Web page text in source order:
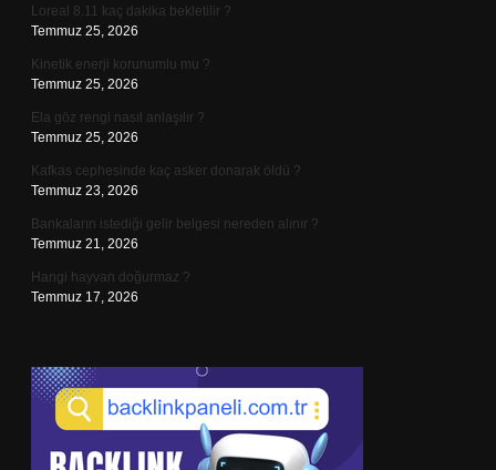
Loreal 8.11 kaç dakika bekletilir ?
Temmuz 25, 2026
Kinetik enerji korunumlu mu ?
Temmuz 25, 2026
Ela göz rengi nasıl anlaşılır ?
Temmuz 25, 2026
Kafkas cephesinde kaç asker donarak öldü ?
Temmuz 23, 2026
Bankaların istediği gelir belgesi nereden alınır ?
Temmuz 21, 2026
Hangi hayvan doğurmaz ?
Temmuz 17, 2026